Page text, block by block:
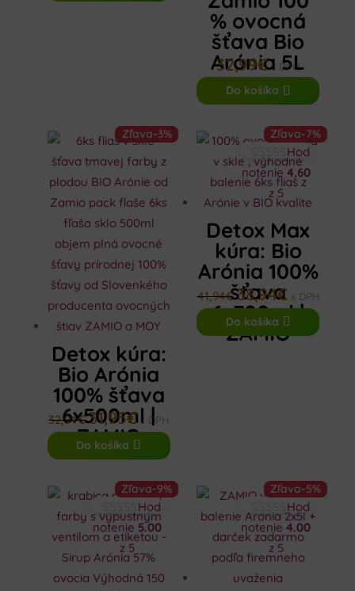
% ovocná
šťava Bio
Arónia 5L
32,99€s DPH
Do košíka
Zľava-3%
Detox kúra:
Bio Arónia
100% šťava
6x500ml |
ZAMIO
32,94€Pôvodná
cena
bola:
32,94€.
31,95€Aktuálna
cena
je:
31,95€.
s DPH
Do košíka
Zľava-7%
Detox Max
kúra: Bio
Arónia 100%
šťava
6x700ml |
ZAMIO
Hod
notenie 4.60
z 5
41,94€Pôvodná
cena
bola:
38,94€Aktuálna
cena
je:
s DPH
Do košíka
Zľava-9%
Hod
notenie 5.00
z 5
Zľava-5%
Hod
notenie4.00
z 5